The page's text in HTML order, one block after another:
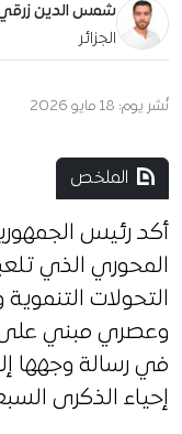
شمس الدين
الجزائر
نُشر يوم: 18 مايو 2026
الملخص
أكد رئيس
المحوري الذي
التحولات
وعصري مبني على
في رسالة وجهها
إحياء الذكرى السبعين